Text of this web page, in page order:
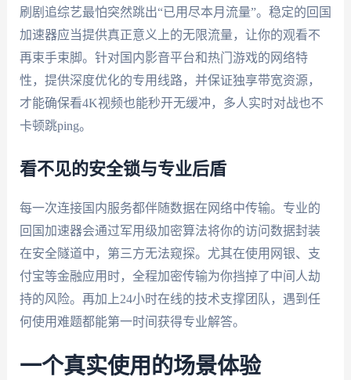
刷剧追综艺最怕突然跳出“已用尽本月流量”。稳定的回国
加速器应当提供真正意义上的无限流量，让你的观看不
再束手束脚。针对国内影音平台和热门游戏的网络特
性，提供深度优化的专用线路，并保证独享带宽资源，
才能确保看4K视频也能秒开无缓冲，多人实时对战也不
卡顿跳ping。
看不见的安全锁与专业后盾
每一次连接国内服务都伴随数据在网络中传输。专业的
回国加速器会通过军用级加密算法将你的访问数据封装
在安全隧道中，第三方无法窥探。尤其在使用网银、支
付宝等金融应用时，全程加密传输为你挡掉了中间人劫
持的风险。再加上24小时在线的技术支撑团队，遇到任
何使用难题都能第一时间获得专业解答。
一个真实使用的场景体验